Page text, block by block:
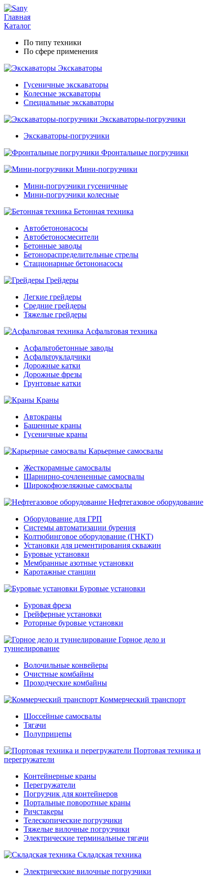
Главная
Каталог
По типу техники
По сфере применения
Экскаваторы
Гусеничные экскаваторы
Колесные экскаваторы
Специальные экскаваторы
Экскаваторы-погрузчики
Экскаваторы-погрузчики
Фронтальные погрузчики
Мини-погрузчики
Мини-погрузчики гусеничные
Мини-погрузчики колесные
Бетонная техника
Автобетононасосы
Автобетоносмесители
Бетонные заводы
Бетонораспределительные стрелы
Стационарные бетононасосы
Грейдеры
Легкие грейдеры
Средние грейдеры
Тяжелые грейдеры
Асфальтовая техника
Асфальтобетонные заводы
Асфальтоукладчики
Дорожные катки
Дорожные фрезы
Грунтовые катки
Краны
Автокраны
Башенные краны
Гусеничные краны
Карьерные самосвалы
Жесткорамные самосвалы
Шарнирно-сочлененные самосвалы
Широкофюзеляжные самосвалы
Нефтегазовое оборудование
Оборудование для ГРП
Системы автоматизации бурения
Колтюбинговое оборудование (ГНКТ)
Установки для цементирования скважин
Буровые установки
Мембранные азотные установки
Каротажные станции
Буровые установки
Буровая фреза
Грейферные установки
Роторные буровые установки
Горное дело и
туннелирование
Волочильные конвейеры
Очистные комбайны
Проходческие комбайны
Коммерческий транспорт
Шоссейные самосвалы
Тягачи
Полуприцепы
Портовая техника и
перегружатели
Контейнерные краны
Перегружатели
Погрузчик для контейнеров
Портальные поворотные краны
Ричстакеры
Телескопические погрузчики
Тяжелые вилочные погрузчики
Электрические терминальные тягачи
Складская техника
Электрические вилочные погрузчики